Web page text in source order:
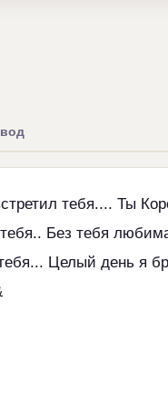
тебя.... Ты
Без тебя
Целый день я